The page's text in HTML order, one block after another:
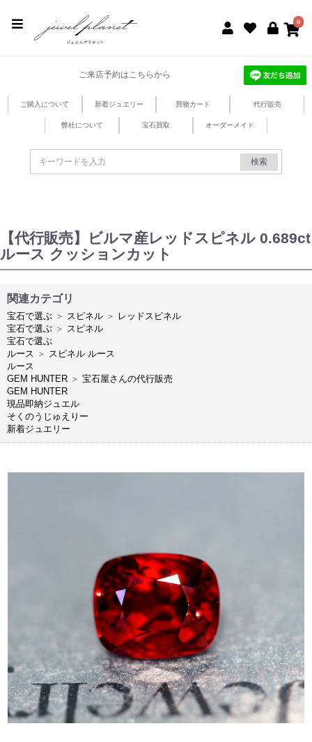
0
ご来店予約はこちらから
ご購入について 新着ジュエリー 買物カート 代行販売
弊社について 宝石買取 オーダーメイド
検索
【代行販売】ビルマ産レッドスピネル 0.689ct
ルース クッションカット
関連カテゴリ
宝石で選ぶ ＞ スピネル ＞ レッドスピネル
宝石で選ぶ ＞ スピネル
宝石で選ぶ
ルース ＞ スピネル ルース
ルース
GEM HUNTER ＞ 宝石屋さんの代行販売
GEM HUNTER
現品即納ジュエル
そくのうじゅえりー
新着ジュエリー